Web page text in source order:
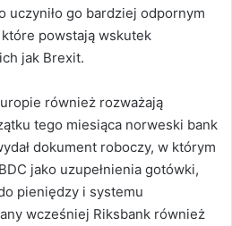
uczyniło go bardziej odpornym
powstają wskutek
jak Brexit.
również rozważają
tego miesiąca norweski bank
dokument roboczy, w którym
jako uzupełnienia gotówki,
pieniędzy i systemu
wcześniej Riksbank również